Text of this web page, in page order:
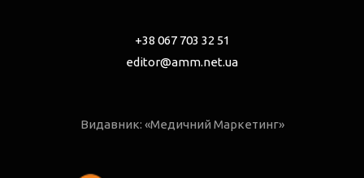
+38 067 703 32 51
editor@amm.net.ua
Видавник: «Медичний Маркетинг»